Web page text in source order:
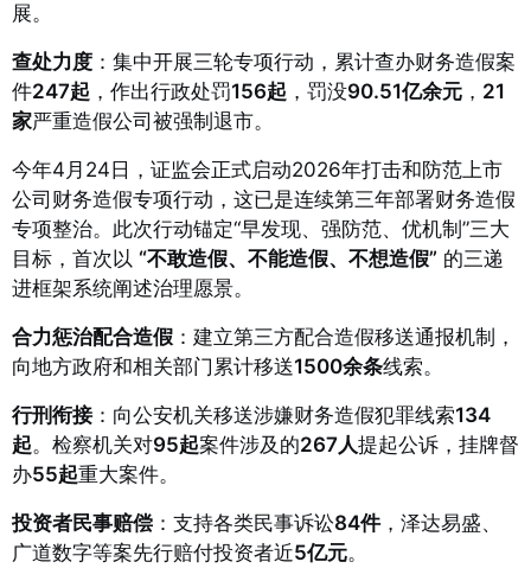
展。
查处力度 ：集中开展三轮专项行动，累计查办财务造假案
件247起 ，作出行政处罚156起 ，罚没90.51亿余元 ， 21
家严重造假公司被强制退市。
今年4月24日，证监会正式启动2026年打击和防范上市
公司财务造假专项行动，这已是连续第三年部署财务造假
专项整治。此次行动锚定“早发现、强防范、优机制”三大
目标，首次以 “不敢造假、不能造假、不想造假” 的三递
进框架系统阐述治理愿景。
合力惩治配合造假 ：建立第三方配合造假移送通报机制，
向地方政府和相关部门累计移送1500余条线索。
行刑衔接：向公安机关移送涉嫌财务造假犯罪线索134
起。检察机关对95起案件涉及的267人提起公诉，挂牌督
办55起重大案件。
投资者民事赔偿 ：支持各类民事诉讼84件 ，泽达易盛、
广道数字等案先行赔付投资者近5亿元。